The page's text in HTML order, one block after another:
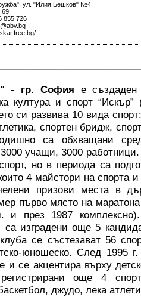
ул. "Илия Бешков" №4
69
855 726
- гр. София е
култура и спорт
си развива 10 вида
спортен бридж,
са обхващани
учащи, 3000 работници.
но в периода са
4 майстори на спорта
призови места в
първо място на
и през 1987
са изградени още 5
се състезават 56
юношеско. След 1995
и се акцентира върху
още 4
джудо, лека